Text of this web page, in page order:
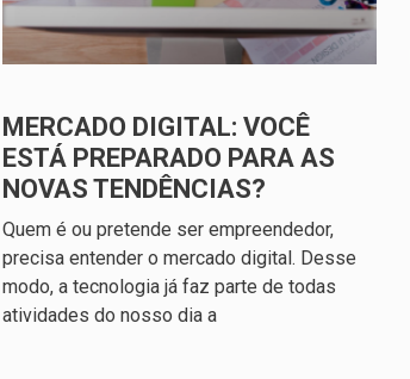
MERCADO DIGITAL: VOCÊ
ESTÁ PREPARADO PARA AS
NOVAS TENDÊNCIAS?
Quem é ou pretende ser empreendedor,
precisa entender o mercado digital. Desse
modo, a tecnologia já faz parte de todas
atividades do nosso dia a